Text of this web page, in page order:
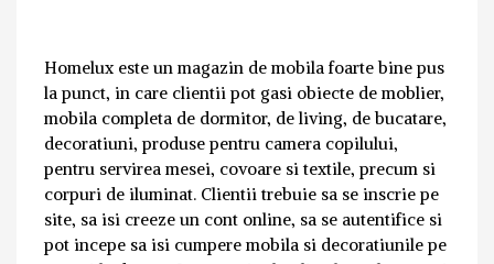
Homelux este un magazin de mobila foarte bine pus
la punct, in care clientii pot gasi obiecte de moblier,
mobila completa de dormitor, de living, de bucatare,
decoratiuni, produse pentru camera copilului,
pentru servirea mesei, covoare si textile, precum si
corpuri de iluminat. Clientii trebuie sa se inscrie pe
site, sa isi creeze un cont online, sa se autentifice si
pot incepe sa isi cumpere mobila si decoratiunile pe